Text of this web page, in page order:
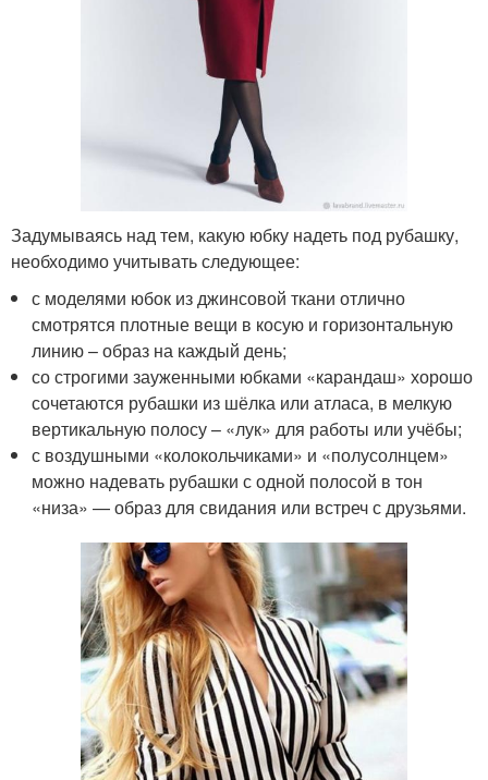
Задумываясь над тем, какую юбку надеть под рубашку,
необходимо учитывать следующее:
с моделями юбок из джинсовой ткани отлично
смотрятся плотные вещи в косую и горизонтальную
линию – образ на каждый день;
со строгими зауженными юбками «карандаш» хорошо
сочетаются рубашки из шёлка или атласа, в мелкую
вертикальную полосу – «лук» для работы или учёбы;
с воздушными «колокольчиками» и «полусолнцем»
можно надевать рубашки с одной полосой в тон
«низа» — образ для свидания или встреч с друзьями.